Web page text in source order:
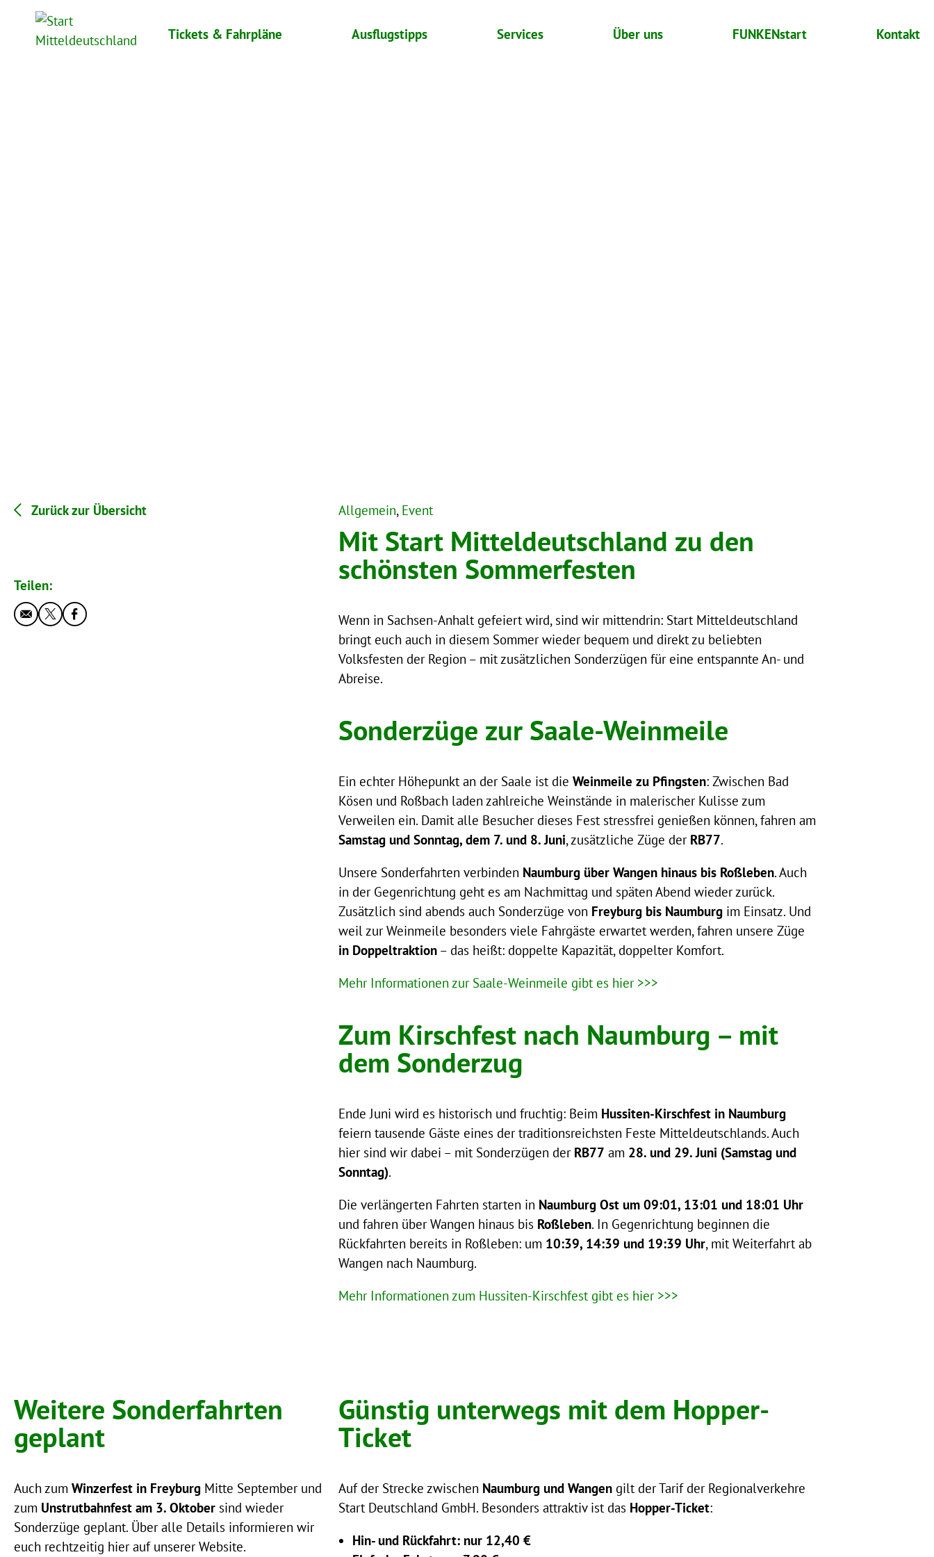
content
Tickets & Fahrpläne Ausflugstipps Services Über uns FUNKENstart Kontakt
Zurück zur Übersicht
Teilen:
Allgemein, Event
Mit Start Mitteldeutschland zu den
schönsten Sommerfesten
Wenn in Sachsen-Anhalt gefeiert wird, sind wir mittendrin: Start Mitteldeutschland
bringt euch auch in diesem Sommer wieder bequem und direkt zu beliebten
Volksfesten der Region – mit zusätzlichen Sonderzügen für eine entspannte An- und
Abreise.
Sonderzüge zur Saale-Weinmeile
Ein echter Höhepunkt an der Saale ist die Weinmeile zu Pfingsten: Zwischen Bad
Kösen und Roßbach laden zahlreiche Weinstände in malerischer Kulisse zum
Verweilen ein. Damit alle Besucher dieses Fest stressfrei genießen können, fahren am
Samstag und Sonntag, dem 7. und 8. Juni, zusätzliche Züge der RB77.
Unsere Sonderfahrten verbinden Naumburg über Wangen hinaus bis Roßleben. Auch
in der Gegenrichtung geht es am Nachmittag und späten Abend wieder zurück.
Zusätzlich sind abends auch Sonderzüge von Freyburg bis Naumburgim Einsatz. Und
weil zur Weinmeile besonders viele Fahrgäste erwartet werden, fahren unsere Züge
in Doppeltraktion– das heißt: doppelte Kapazität, doppelter Komfort.
Mehr Informationen zur Saale-Weinmeile gibt es hier >>>
Zum Kirschfest nach Naumburg – mit
dem Sonderzug
Ende Juni wird es historisch und fruchtig: Beim Hussiten-Kirschfest in Naumburg
feiern tausende Gäste eines der traditionsreichsten Feste Mitteldeutschlands. Auch
hier sind wir dabei – mit Sonderzügen der RB77 am 28. und 29. Juni (Samstag und
Sonntag).
Die verlängerten Fahrten starten in Naumburg Ost um 09:01, 13:01 und 18:01 Uhr
und fahren über Wangen hinaus bis Roßleben. In Gegenrichtung beginnen die
Rückfahrten bereits in Roßleben: um 10:39, 14:39 und 19:39 Uhr, mit Weiterfahrt ab
Wangen nach Naumburg.
Mehr Informationen zum Hussiten-Kirschfest gibt es hier >>>
Weitere Sonderfahrten
geplant
Auch zum Winzerfest in Freyburg Mitte September und
zum Unstrutbahnfest am 3. Oktober sind wieder
Sonderzüge geplant. Über alle Details informieren wir
euch rechtzeitig hier auf unserer Website.
Günstig unterwegs mit dem Hopper-
Ticket
Auf der Strecke zwischen Naumburg und Wangengilt der Tarif der Regionalverkehre
Start Deutschland GmbH. Besonders attraktiv ist das Hopper-Ticket:
Hin- und Rückfahrt: nur 12,40 €